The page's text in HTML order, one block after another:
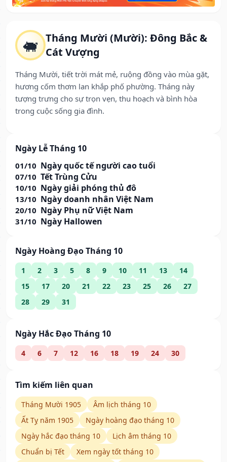
🐖 Tháng Mười (Mười): Đông Bắc &
Cát Vượng
Tháng Mười, tiết trời mát mẻ, ruộng đồng vào mùa gặt,
hương cốm thơm lan khắp phố phường. Tháng này
tượng trưng cho sự trọn vẹn, thu hoạch và bình hòa
trong cuộc sống gia đình.
Ngày Lễ Tháng 10
01/10 Ngày quốc tế người cao tuổi
07/10 Tết Trùng Cửu
10/10 Ngày giải phóng thủ đô
13/10 Ngày doanh nhân Việt Nam
20/10 Ngày Phụ nữ Việt Nam
31/10 Ngày Hallowen
Ngày Hoàng Đạo Tháng 10
1 2 3 5 8 9 10 11 13
14
15
17 20 21 22 23 25 26
27
28
29 31
Ngày Hắc Đạo Tháng 10
4 6 7 12 16 18 19 24 30
Tìm kiếm liên quan
Tháng Mười 1905
Âm lịch tháng 10
Ất Tỵ năm 1905
Ngày hoàng đạo tháng 10
Ngày hắc đạo tháng 10
Lịch âm tháng 10
Chuẩn bị Tết
Xem ngày tốt tháng 10